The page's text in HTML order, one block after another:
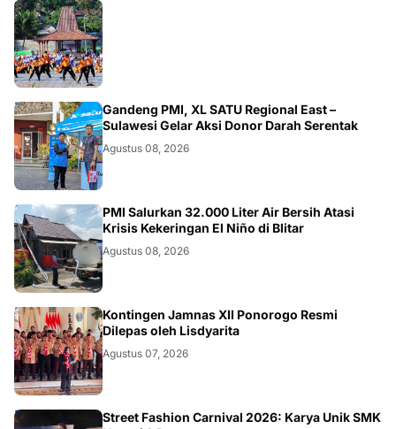
JATIM
Gandeng PMI, XL SATU Regional East –
Sulawesi Gelar Aksi Donor Darah Serentak
Agustus 08, 2026
BLITAR
PMI Salurkan 32.000 Liter Air Bersih Atasi
Krisis Kekeringan El Niño di Blitar
Agustus 08, 2026
JATIM
Kontingen Jamnas XII Ponorogo Resmi
Dilepas oleh Lisdyarita
Agustus 07, 2026
Street Fashion Carnival 2026: Karya Unik SMK